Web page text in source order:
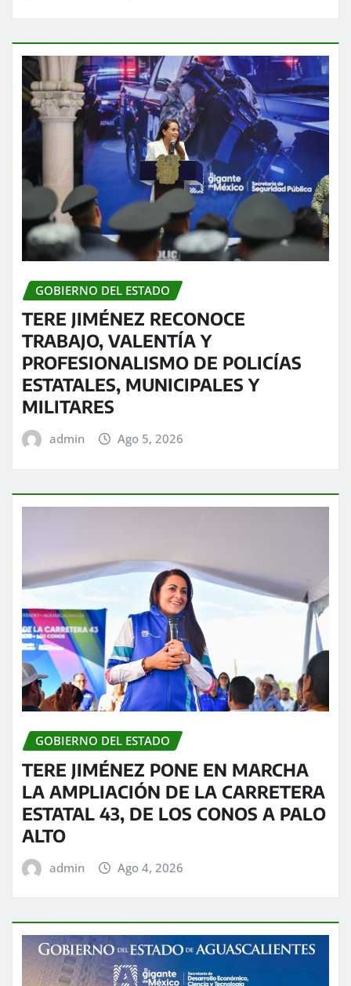
GOBIERNO DEL ESTADO
TERE JIMÉNEZ RECONOCE
TRABAJO, VALENTÍA Y
PROFESIONALISMO DE POLICÍAS
ESTATALES, MUNICIPALES Y
MILITARES
admin Ago 5, 2026
GOBIERNO DEL ESTADO
TERE JIMÉNEZ PONE EN MARCHA
LA AMPLIACIÓN DE LA CARRETERA
ESTATAL 43, DE LOS CONOS A PALO
ALTO
admin Ago 4, 2026